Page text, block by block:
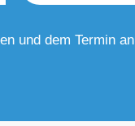
und dem Termin an